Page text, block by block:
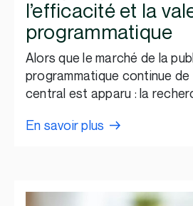
l’efficacité et la
programmatique
Alors que le marché de la
programmatique continue de
central est apparu : la
En savoir plus